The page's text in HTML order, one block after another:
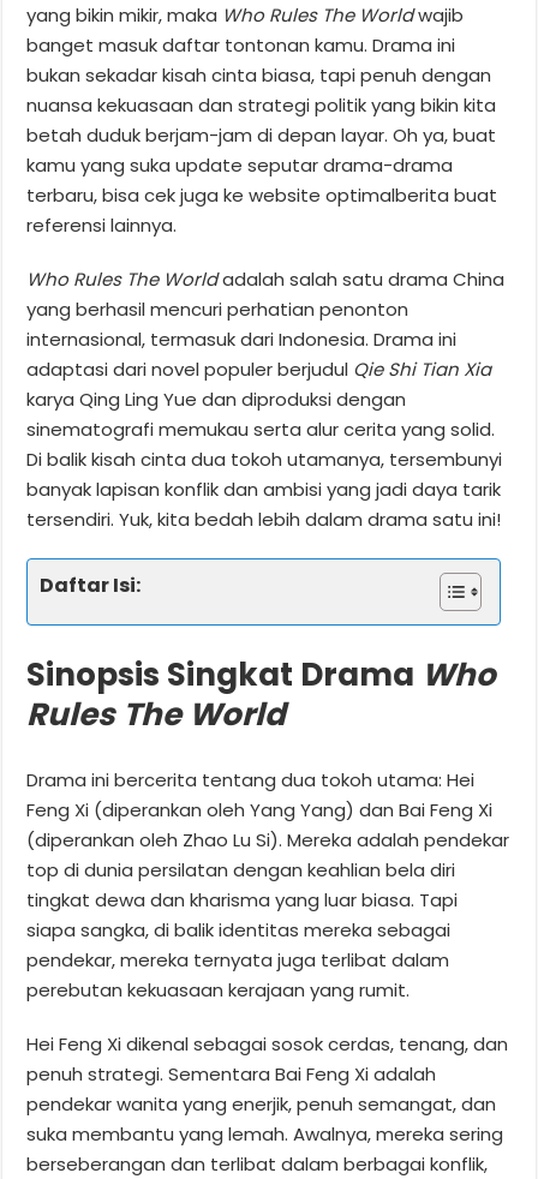
yang bikin mikir, maka Who Rules The Worldwajib
banget masuk daftar tontonan kamu. Drama ini
bukan sekadar kisah cinta biasa, tapi penuh dengan
nuansa kekuasaan dan strategi politik yang bikin kita
betah duduk berjam-jam di depan layar. Oh ya, buat
kamu yang suka update seputar drama-drama
terbaru, bisa cek juga ke website optimalberita buat
referensi lainnya.
Who Rules The Worldadalah salah satu drama China
yang berhasil mencuri perhatian penonton
internasional, termasuk dari Indonesia. Drama ini
adaptasi dari novel populer berjudul Qie Shi Tian Xia
karya Qing Ling Yue dan diproduksi dengan
sinematografi memukau serta alur cerita yang solid.
Di balik kisah cinta dua tokoh utamanya, tersembunyi
banyak lapisan konflik dan ambisi yang jadi daya tarik
tersendiri. Yuk, kita bedah lebih dalam drama satu ini!
Daftar Isi:
Sinopsis Singkat Drama Who
Rules The World
Drama ini bercerita tentang dua tokoh utama: Hei
Feng Xi (diperankan oleh Yang Yang) dan Bai Feng Xi
(diperankan oleh Zhao Lu Si). Mereka adalah pendekar
top di dunia persilatan dengan keahlian bela diri
tingkat dewa dan kharisma yang luar biasa. Tapi
siapa sangka, di balik identitas mereka sebagai
pendekar, mereka ternyata juga terlibat dalam
perebutan kekuasaan kerajaan yang rumit.
Hei Feng Xi dikenal sebagai sosok cerdas, tenang, dan
penuh strategi. Sementara Bai Feng Xi adalah
pendekar wanita yang enerjik, penuh semangat, dan
suka membantu yang lemah. Awalnya, mereka sering
berseberangan dan terlibat dalam berbagai konflik,